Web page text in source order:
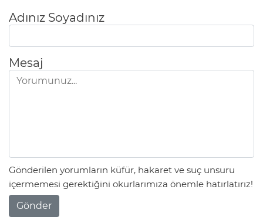
Adınız Soyadınız
Mesaj
Gönderilen yorumların küfür, hakaret ve suç unsuru
içermemesi gerektiğini okurlarımıza önemle hatırlatırız!
Gönder